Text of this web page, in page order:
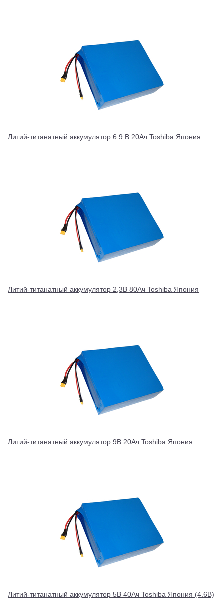
Литий-титанатный аккумулятор 6.9 В 20Ач Toshiba Япония
Литий-титанатный аккумулятор 2,3В 80Ач Toshiba Япония
Литий-титанатный аккумулятор 9В 20Ач Toshiba Япония
Литий-титанатный аккумулятор 5В 40Ач Toshiba Япония (4.6В)